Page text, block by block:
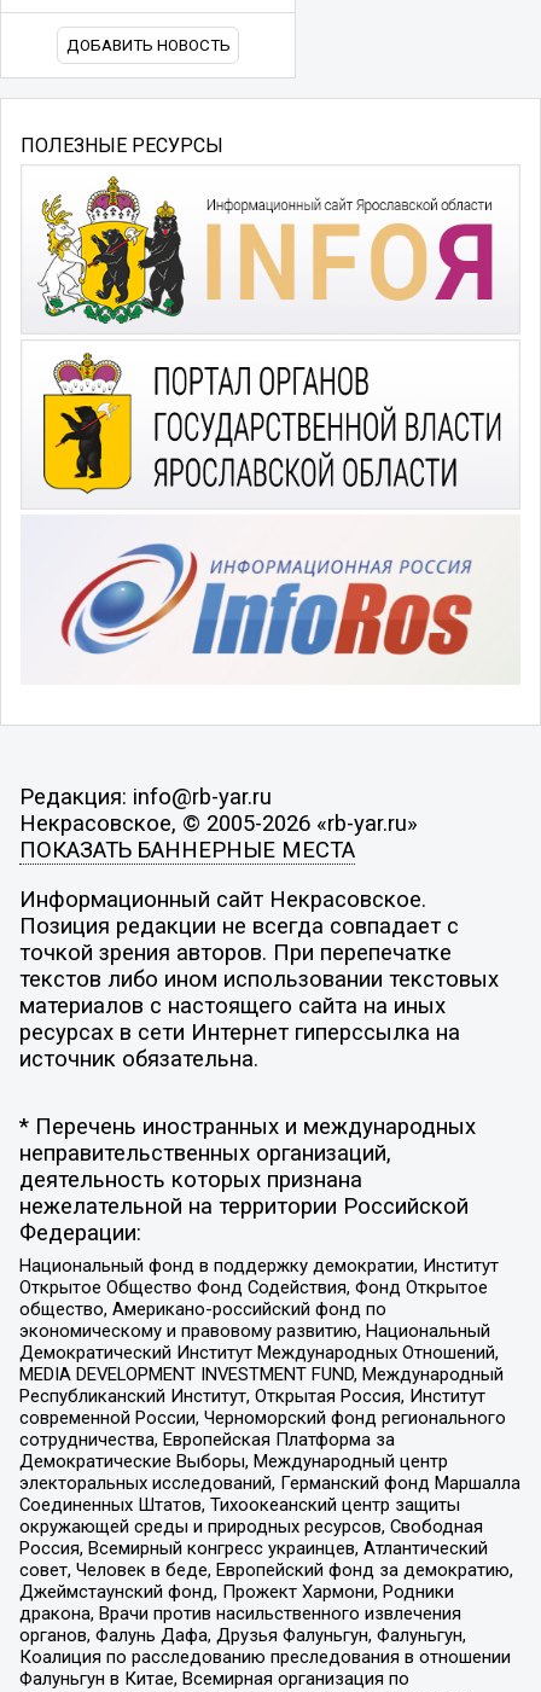
ДОБАВИТЬ НОВОСТЬ
ПОЛЕЗНЫЕ РЕСУРСЫ
Редакция: info@rb-yar.ru
Некрасовское, © 2005-2026 «rb-yar.ru»
ПОКАЗАТЬ БАННЕРНЫЕ МЕСТА
Информационный сайт Некрасовское.
Позиция редакции не всегда совпадает с
точкой зрения авторов. При перепечатке
текстов либо ином использовании текстовых
материалов с настоящего сайта на иных
ресурсах в сети Интернет гиперссылка на
источник обязательна.
* Перечень иностранных и международных
неправительственных организаций,
деятельность которых признана
нежелательной на территории Российской
Федерации:
Национальный фонд в поддержку демократии, Институт
Открытое Общество Фонд Содействия, Фонд Открытое
общество, Американо-российский фонд по
экономическому и правовому развитию, Национальный
Демократический Институт Международных Отношений,
MEDIA DEVELOPMENT INVESTMENT FUND, Международный
Республиканский Институт, Открытая Россия, Институт
современной России, Черноморский фонд регионального
сотрудничества, Европейская Платформа за
Демократические Выборы, Международный центр
электоральных исследований, Германский фонд Маршалла
Соединенных Штатов, Тихоокеанский центр защиты
окружающей среды и природных ресурсов, Свободная
Россия, Всемирный конгресс украинцев, Атлантический
совет, Человек в беде, Европейский фонд за демократию,
Джеймстаунский фонд, Прожект Хармони, Родники
дракона, Врачи против насильственного извлечения
органов, Фалунь Дафа, Друзья Фалуньгун, Фалуньгун,
Коалиция по расследованию преследования в отношении
Фалуньгун в Китае, Всемирная организация по